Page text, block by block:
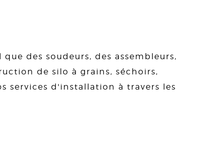
des soudeurs, des assembleurs,
de silo à grains, séchoirs,
services d'installation à travers les